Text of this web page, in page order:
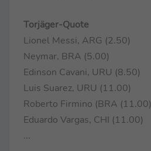
Torjäger-Quote
Lionel Messi, ARG (2.50)
Neymar, BRA (5.00)
Edinson Cavani, URU (8.50)
Luis Suarez, URU (11.00)
Roberto Firmino (BRA (11.00)
Eduardo Vargas, CHI (11.00)
...